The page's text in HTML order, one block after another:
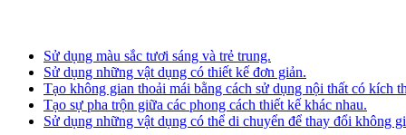
Sử dụng màu sắc tươi sáng và trẻ trung.
Sử dụng những vật dụng có thiết kế đơn giản.
Tạo không gian thoải mái bằng cách sử dụng nội thất có kích
Tạo sự pha trộn giữa các phong cách thiết kế khác nhau.
Sử dụng những vật dụng có thể di chuyển để thay đổi không